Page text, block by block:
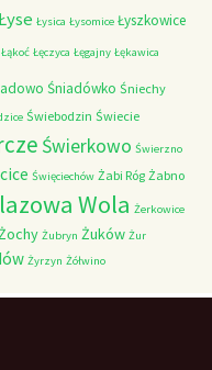
Łysica Łysomice Łyszkowice
Łąkoć Łęczyca Łęgajny Łękawica
Śniadówko Śniechy
Świebodzin Świecie
Świerkowo Świerzno
Święciechów Żabi Róg Żabno
Wola Żerkowice
Żubryn Żuków Żur
Żyrzyn Żółwino